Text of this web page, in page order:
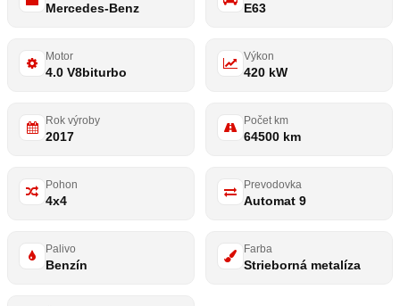
Mercedes-Benz E63
Motor
4.0 V8biturbo
Výkon
420 kW
Rok výroby
2017
Počet km
64500 km
Pohon
4x4
Prevodovka
Automat 9
Palivo
Benzín
Farba
Strieborná metalíza